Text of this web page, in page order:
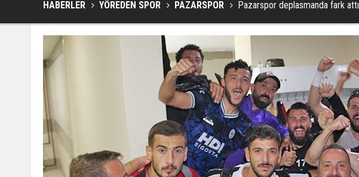
HABERLER YÖREDEN SPOR PAZARSPOR Pazarspor deplasmanda fark attı